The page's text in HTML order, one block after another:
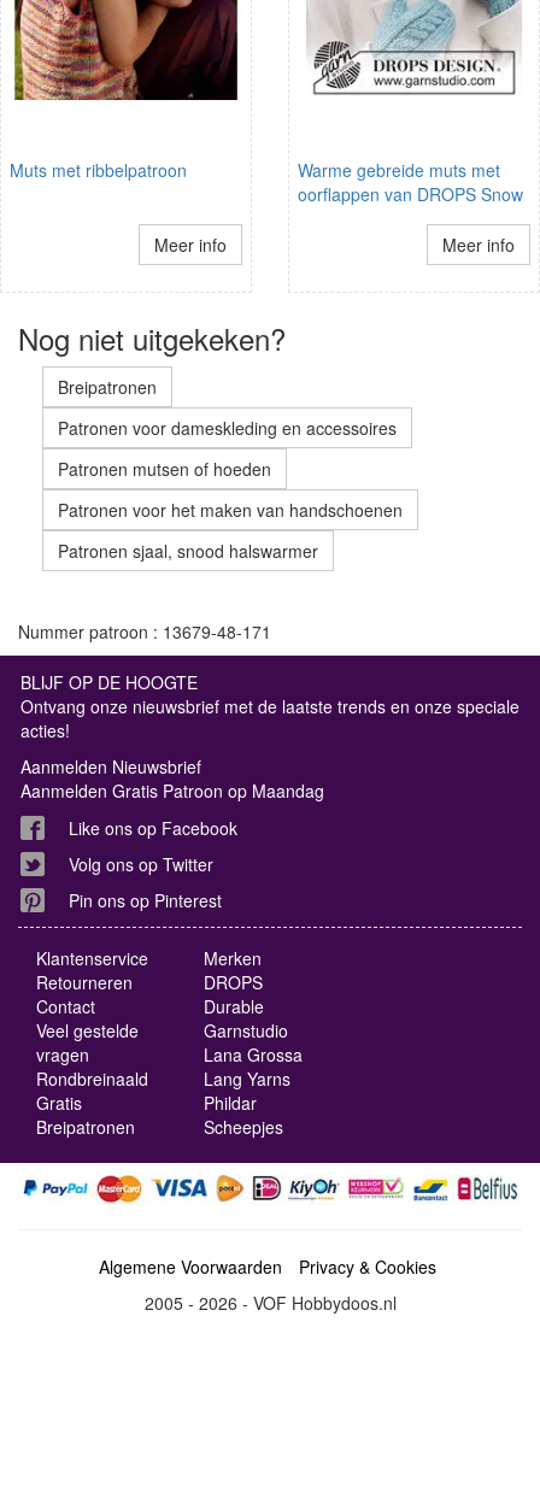
Muts met ribbelpatroon
Meer info
Warme gebreide muts met
oorflappen van DROPS Snow
Meer info
Nog niet uitgekeken?
Breipatronen
Patronen voor dameskleding en accessoires
Patronen mutsen of hoeden
Patronen voor het maken van handschoenen
Patronen sjaal, snood halswarmer
Nummer patroon : 13679-48-171
BLIJF OP DE HOOGTE
Ontvang onze nieuwsbrief met de laatste trends en onze speciale
acties!
Aanmelden Nieuwsbrief
Aanmelden Gratis Patroon op Maandag
Like ons op Facebook
Volg ons op Twitter
Pin ons op Pinterest
Klantenservice
Retourneren
Contact
Veel gestelde
vragen
Rondbreinaald
Gratis
Breipatronen
Merken
DROPS
Durable
Garnstudio
Lana Grossa
Lang Yarns
Phildar
Scheepjes
Algemene Voorwaarden
Privacy & Cookies
2005 - 2026 - VOF Hobbydoos.nl